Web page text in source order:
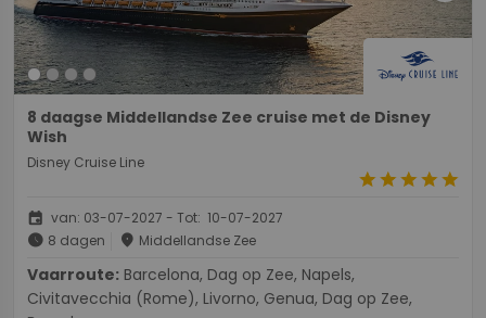
8 daagse Middellandse Zee cruise met de Disney
Wish
Disney Cruise Line
starstarstarstarstar
event van: 03-07-2027 - Tot: 10-07-2027
schedule 8 dagen place Middellandse Zee
Vaarroute:
Civitavecchia (Rome), Livorno, Genua, Dag op Zee,